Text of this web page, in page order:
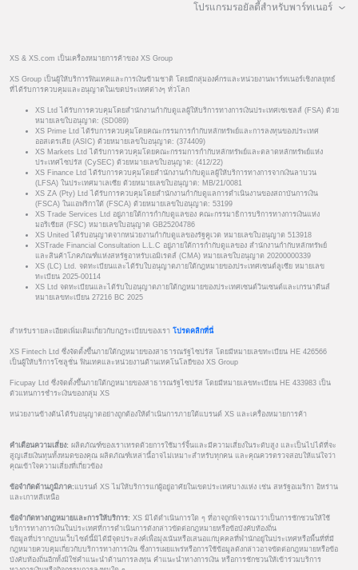
โปรแกรมรอยัลตี้สำหรับพาร์ทเนอร์
XS & XS.com เป็นเครื่องหมายการค้าของ XS Group
XS Group เป็นผู้ให้บริการฟินเทคและการเงินข้ามชาติ โดยมีกลุ่มองค์กรและหน่วยงานพาร์ทเนอร์เชิงกลยุทธ์
ที่ได้รับการควบคุมและอนุญาตในเขตประเทศต่างๆ ทั่วโลก
XS Ltd ได้รับการควบคุมโดยสำนักงานกำกับดูแลผู้ให้บริการทางการเงินประเทศเซเชลส์ (FSA) ด้วย
หมายเลขใบอนุญาต: (SD089)
XS Prime Ltd ได้รับการควบคุมโดยคณะกรรมการกำกับหลักทรัพย์และการลงทุนของประเทศ
ออสเตรเลีย (ASIC) ด้วยหมายเลขใบอนุญาต: (374409)
XS Markets Ltd ได้รับการควบคุมโดยคณะกรรมการกำกับหลักทรัพย์และตลาดหลักทรัพย์แห่ง
ประเทศไซปรัส (CySEC) ด้วยหมายเลขใบอนุญาต: (412/22)
XS Finance Ltd ได้รับการควบคุมโดยสำนักงานกำกับดูแลผู้ให้บริการทางการจากเงินลาบวน
(LFSA) ในประเทศมาเลเซีย ด้วยหมายเลขใบอนุญาต: MB/21/0081
XS ZA (Pty) Ltd ได้รับการควบคุมโดยสำนักงานกำกับดูแลการดำเนินงานของสถาบันการเงิน
(FSCA) ในแอฟริกาใต้ (FSCA) ด้วยหมายเลขใบอนุญาต: 53199
XS Trade Services Ltd อยู่ภายใต้การกำกับดูแลของ คณะกรรมาธิการบริการทางการเงินแห่ง
มอริเชียส (FSC) หมายเลขใบอนุญาต GB25204786
XS United ได้รับอนุญาตจากหน่วยงานกำกับดูแลของรัฐคูเวต หมายเลขใบอนุญาต 513918
XSTrade Financial Consultation L.L.C อยู่ภายใต้การกำกับดูแลของ สำนักงานกำกับหลักทรัพย์
และสินค้าโภคภัณฑ์แห่งสหรัฐอาหรับเอมิเรตส์ (CMA) หมายเลขใบอนุญาต 20200000339
XS (LC) Ltd. จดทะเบียนและได้รับใบอนุญาตภายใต้กฎหมายของประเทศเซนต์ลูเซีย หมายเลข
ทะเบียน 2025-00114
XS Ltd จดทะเบียนและได้รับใบอนุญาตภายใต้กฎหมายของประเทศเซนต์วินเซนต์และเกรนาดีนส์
หมายเลขทะเบียน 27216 BC 2025
สำหรับรายละเอียดเพิ่มเติมเกี่ยวกับกฎระเบียบของเรา โปรดคลิกที่นี่
XS Fintech Ltd ซึ่งจัดตั้งขึ้นภายใต้กฎหมายของสาธารณรัฐไซปรัส โดยมีหมายเลขทะเบียน HE 426566
เป็นผู้ให้บริการโซลูชั่น ฟินเทคและหน่วยงานด้านเทคโนโลยีของ XS Group
Ficupay Ltd ซึ่งจัดตั้งขึ้นภายใต้กฎหมายของสาธารณรัฐไซปรัส โดยมีหมายเลขทะเบียน HE 433983 เป็น
ตัวแทนการชำระเงินของกลุ่ม XS
หน่วยงานข้างต้นได้รับอนุญาตอย่างถูกต้องให้ดำเนินการภายใต้แบรนด์ XS และเครื่องหมายการค้า
คำเตือนความเสี่ยง: ผลิตภัณฑ์ของเราเทรดด้วยการใช้มาร์จิ้นและมีความเสี่ยงในระดับสูง และเป็นไปได้ที่จะ
สูญเสียเงินทุนทั้งหมดของคุณ ผลิตภัณฑ์เหล่านี้อาจไม่เหมาะสำหรับทุกคน และคุณควรตรวจสอบให้แน่ใจว่า
คุณเข้าใจความเสี่ยงที่เกี่ยวข้อง
ข้อจำกัดด้านภูมิภาค: แบรนด์ XS ไม่ให้บริการแก่ผู้อยู่อาศัยในเขตประเทศบางแห่ง เช่น สหรัฐอเมริกา อิหร่าน
และเกาหลีเหนือ
ข้อจำกัดทางกฎหมายและการให้บริการ: XS มิได้ดำเนินการใด ๆ ที่อาจถูกพิจารณาว่าเป็นการชักชวนให้ใช้
บริการทางการเงินในประเทศที่การดำเนินการดังกล่าวขัดต่อกฎหมายหรือข้อบังคับท้องถิ่น
ข้อมูลที่ปรากฏบนเว็บไซต์นี้มิได้มีจุดประสงค์เพื่อมุ่งเน้นหรือเสนอแก่บุคคลที่พำนักอยู่ในประเทศหรือพื้นที่ที่มี
กฎหมายควบคุมเกี่ยวกับบริการทางการเงิน ซึ่งการเผยแพร่หรือการใช้ข้อมูลดังกล่าวอาจขัดต่อกฎหมายหรือข้อ
บังคับท้องถิ่นอีกทั้งมิใช่คำแนะนำด้านการลงทุน คำแนะนำทางการเงิน หรือการชักชวนให้เข้าร่วมบริการ